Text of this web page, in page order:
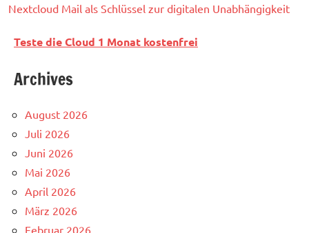
Nextcloud Mail als Schlüssel zur digitalen Unabhängigkeit
Teste die Cloud 1 Monat kostenfrei
Archives
August 2026
Juli 2026
Juni 2026
Mai 2026
April 2026
März 2026
Februar 2026